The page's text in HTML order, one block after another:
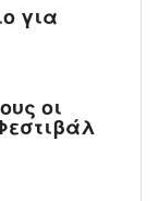
για
οι